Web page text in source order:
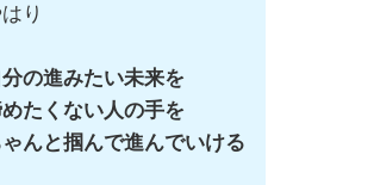
り
分の進みたい未来を
たくない人の手を
んと掴んで進んでいける